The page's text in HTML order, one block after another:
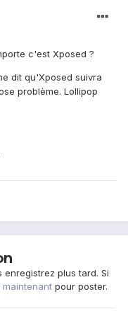
c'est Xposed ?
dit qu'Xposed suivra
problème. Lollipop
plus tard. Si
pour poster.